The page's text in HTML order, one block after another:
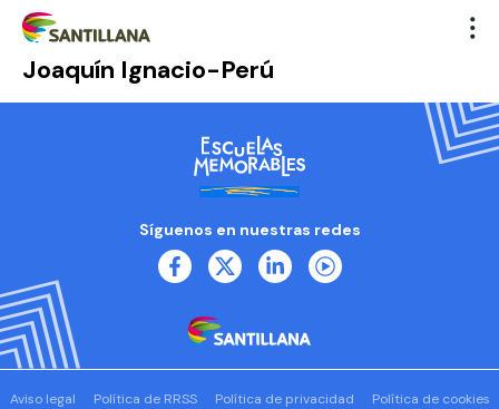
Joaquín Ignacio-Perú
Síguenos en nuestras redes
Aviso legal Política de RRSS Política de privacidad
Política de cookies